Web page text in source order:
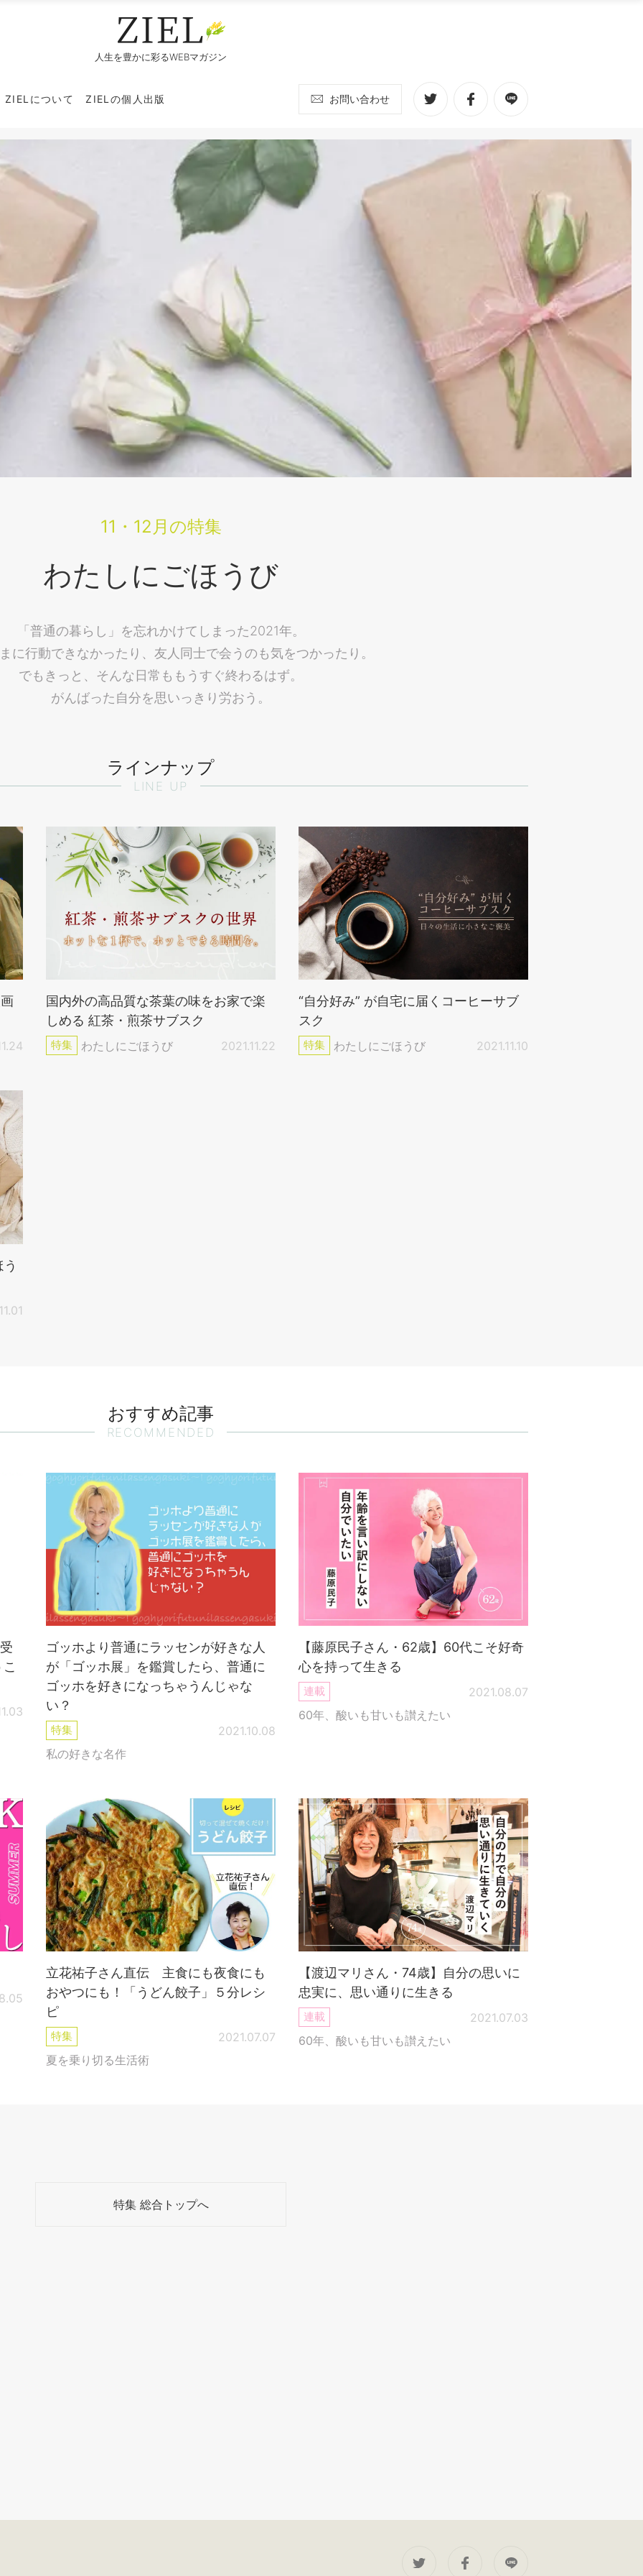
人生を豊かに彩るWEBマガジン
ZIELについて ZIELの個人出版 お問い合わせ
11・12月の特集
わたしにごほうび
「普通の暮らし」を忘れかけてしまった2021年。
に行動できなかったり、友人同士で会うのも気をつかったり。
でもきっと、そんな日常ももうすぐ終わるはず。
がんばった自分を思いっきり労おう。
ラインナップ
LINE UP
国内外の高品質な茶葉の味をお家で楽
しめる 紅茶・煎茶サブスク
特集 わたしにごほうび 2021.11.22
“自分好み” が自宅に届くコーヒーサブ
スク
特集 わたしにごほうび 2021.11.10
おすすめ記事
RECOMMENDED
ゴッホより普通にラッセンが好きな人
が「ゴッホ展」を鑑賞したら、普通に
ゴッホを好きになっちゃうんじゃな
い？
特集
私の好きな名作
2021.10.08
【藤原民子さん・62歳】60代こそ好奇
心を持って生きる
連載
60年、酸いも甘いも讃えたい
2021.08.07
立花祐子さん直伝 主食にも夜食にも
おやつにも！「うどん餃子」５分レシ
ピ
特集
夏を乗り切る生活術
2021.07.07
【渡辺マリさん・74歳】自分の思いに
忠実に、思い通りに生きる
連載
60年、酸いも甘いも讃えたい
2021.07.03
特集 総合トップへ